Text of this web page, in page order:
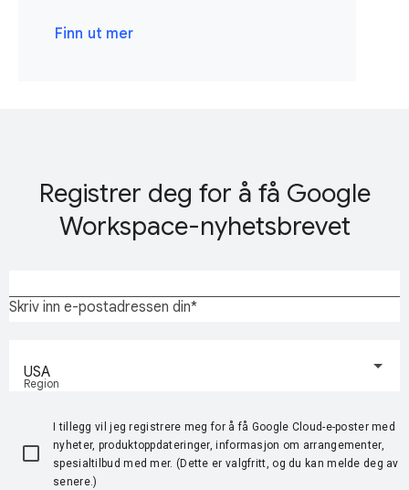
Finn ut mer
Registrer deg for å få Google
Workspace-nyhetsbrevet
Skriv inn e-postadressen din
Region
USA
I tillegg vil jeg registrere meg for å få Google Cloud-e-poster med
nyheter, produktoppdateringer, informasjon om arrangementer,
spesialtilbud med mer. (Dette er valgfritt, og du kan melde deg av
senere.)